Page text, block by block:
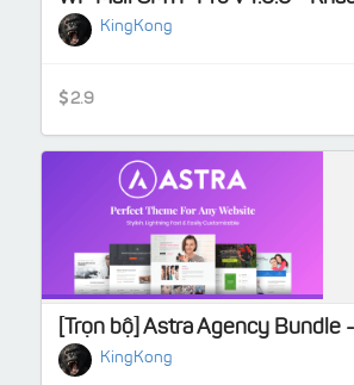
KingKong
2.9
[Trọn bộ] Astra Agency Bundle
KingKong